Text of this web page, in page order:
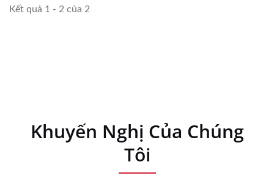
Kết quả 1 - 2 của 2
Khuyến Nghị Của Chúng
Tôi